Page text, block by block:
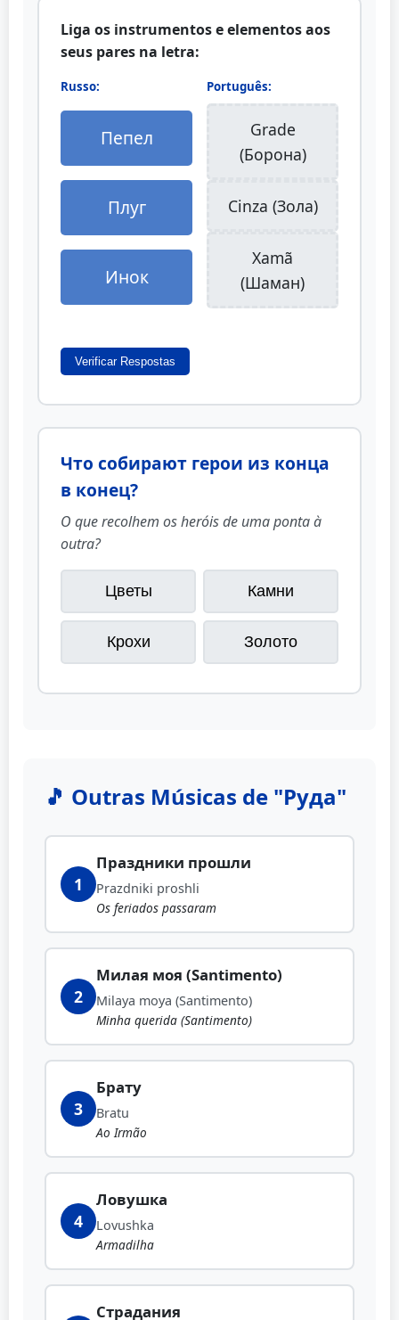
Liga os instrumentos e elementos aos
seus pares na letra:
Russo:
Пепел
Плуг
Инок
Português:
Grade
(Борона)
Cinza (Зола)
Xamã
(Шаман)
Verificar Respostas
Что собирают герои из конца
в конец?
O que recolhem os heróis de uma ponta à
outra?
Цветы Камни
Крохи Золото
🎵 Outras Músicas de "Руда"
1
Праздники прошли
Prazdniki proshli
Os feriados passaram
2
Милая моя (Santimento)
Milaya moya (Santimento)
Minha querida (Santimento)
3
Брату
Bratu
Ao Irmão
4
Ловушка
Lovushka
Armadilha
Страдания